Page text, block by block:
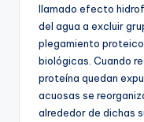
llamado efecto
del agua a excluir
plegamiento
biológicas. Cuando
proteína quedan
acuosas se
alrededor de dichas